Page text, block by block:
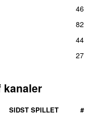
46
82
44
27
SIDST SPILLET #